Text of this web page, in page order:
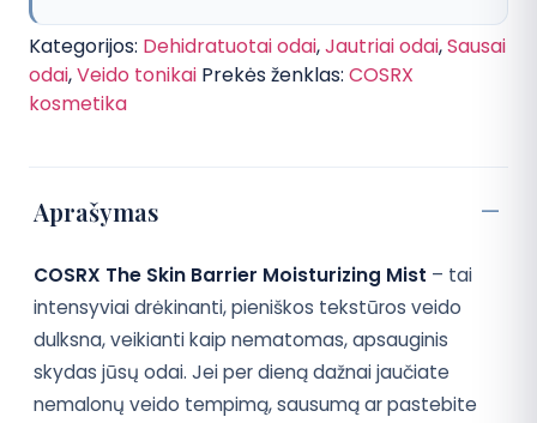
Kategorijos: Dehidratuotai odai,Jautriai odai,Sausai
odai,Veido tonikai Prekės ženklas: COSRX
kosmetika
Aprašymas
COSRX The Skin Barrier Moisturizing Mist – tai
intensyviai drėkinanti, pieniškos tekstūros veido
dulksna, veikianti kaip nematomas, apsauginis
skydas jūsų odai. Jei per dieną dažnai jaučiate
nemalonų veido tempimą, sausumą ar pastebite